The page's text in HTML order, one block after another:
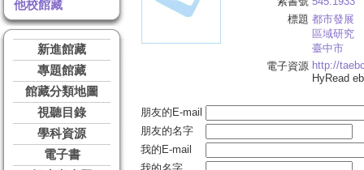
他校館藏
新進館藏
專題館藏
館藏分類地圖
視聽目錄
學科資源
電子書
標題 都市發展
區域研究
臺中市
電子資源 http://
HyRead
朋友的E-mail
朋友的名字
我的E-mail